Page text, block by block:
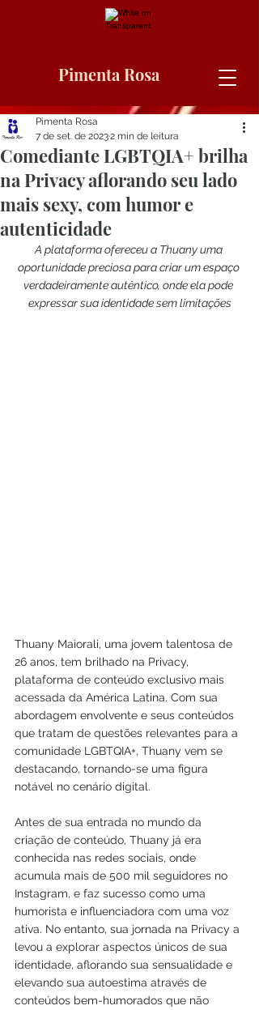
Pimenta Rosa
Comediante LGBTQIA+ brilha
na Privacy aflorando seu lado
mais sexy, com humor e
autenticidade
Pimenta Rosa
7 de set. de 20232 min de leitura
A plataforma ofereceu a Thuany uma
oportunidade preciosa para criar um espaço
verdadeiramente autêntico, onde ela pode
expressar sua identidade sem limitações
Thuany Maiorali, uma jovem talentosa de
26 anos, tem brilhado na Privacy,
plataforma de conteúdo exclusivo mais
acessada da América Latina. Com sua
abordagem envolvente e seus conteúdos
que tratam de questões relevantes para a
comunidade LGBTQIA+, Thuany vem se
destacando, tornando-se uma figura
notável no cenário digital.
Antes de sua entrada no mundo da
criação de conteúdo, Thuany já era
conhecida nas redes sociais, onde
acumula mais de 500 mil seguidores no
Instagram, e faz sucesso como uma
humorista e influenciadora com uma voz
ativa. No entanto, sua jornada na Privacy a
levou a explorar aspectos únicos de sua
identidade, aflorando sua sensualidade e
elevando sua autoestima através de
conteúdos bem-humorados que não